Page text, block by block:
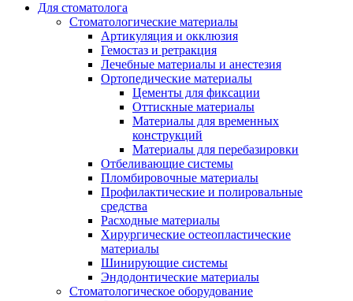
Для стоматолога
Стоматологические материалы
Артикуляция и окклюзия
Гемостаз и ретракция
Лечебные материалы и анестезия
Ортопедические материалы
Цементы для фиксации
Оттискные материалы
Материалы для временных
конструкций
Материалы для перебазировки
Отбеливающие системы
Пломбировочные материалы
Профилактические и полировальные
средства
Расходные материалы
Хирургические остеопластические
материалы
Шинирующие системы
Эндодонтические материалы
Стоматологическое оборудование